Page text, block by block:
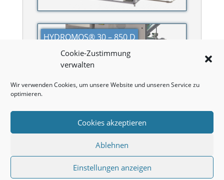
Cookie-Zustimmung
verwalten
Wir verwenden Cookies, um unsere Website und unseren Service zu
optimieren.
Cookies akzeptieren
Ablehnen
Einstellungen anzeigen
HYDROMOS® 30 – 850 D